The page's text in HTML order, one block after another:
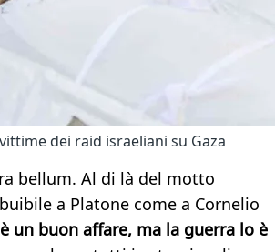
dei raid israeliani su Gaza
bellum. Al di là del motto
a Platone come a Cornelio
un buon affare, ma la guerra lo è